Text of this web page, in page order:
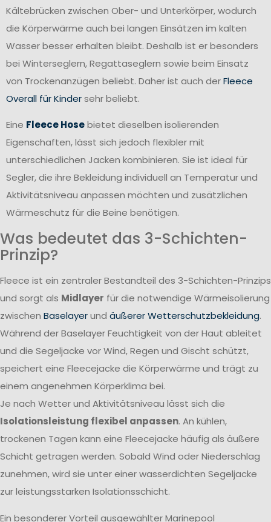
Kältebrücken zwischen Ober- und Unterkörper, wodurch
die Körperwärme auch bei langen Einsätzen im kalten
Wasser besser erhalten bleibt. Deshalb ist er besonders
bei Winterseglern, Regattaseglern sowie beim Einsatz
von Trockenanzügen beliebt. Daher ist auch derFleece
Overall für Kindersehr beliebt.
Eine Fleece Hosebietet dieselben isolierenden
Eigenschaften, lässt sich jedoch flexibler mit
unterschiedlichen Jacken kombinieren. Sie ist ideal für
Segler, die ihre Bekleidung individuell an Temperatur und
Aktivitätsniveau anpassen möchten und zusätzlichen
Wärmeschutz für die Beine benötigen.
Was bedeutet das 3-Schichten-
Prinzip?
Fleece ist ein zentraler Bestandteil des 3-Schichten-Prinzips
und sorgt als Midlayer für die notwendige Wärmeisolierung
zwischen Baselayerund äußerer Wetterschutzbekleidung.
Während der Baselayer Feuchtigkeit von der Haut ableitet
und die Segeljacke vor Wind, Regen und Gischt schützt,
speichert eine Fleecejacke die Körperwärme und trägt zu
einem angenehmen Körperklima bei.
Je nach Wetter und Aktivitätsniveau lässt sich die
Isolationsleistung flexibel anpassen. An kühlen,
trockenen Tagen kann eine Fleecejacke häufig als äußere
Schicht getragen werden. Sobald Wind oder Niederschlag
zunehmen, wird sie unter einer wasserdichten Segeljacke
zur leistungsstarken Isolationsschicht.
Ein besonderer Vorteil ausgewählter Marinepool